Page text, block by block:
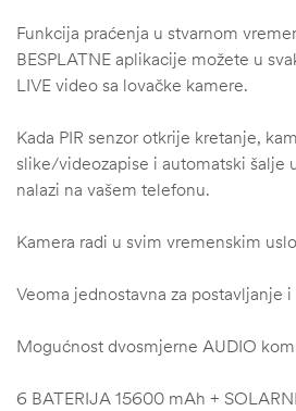
Funkcija praćenja u stvarnom
BESPLATNE aplikacije možete u
LIVE video sa lovačke kamere.
Kada PIR senzor otkrije kretanje,
slike/videozapise i automatski šalje
nalazi na vašem telefonu.
Kamera radi u svim vremenskim
Veoma jednostavna za postavljanje
Mogućnost dvosmjerne AUDIO
6 BATERIJA 15600 mAh +